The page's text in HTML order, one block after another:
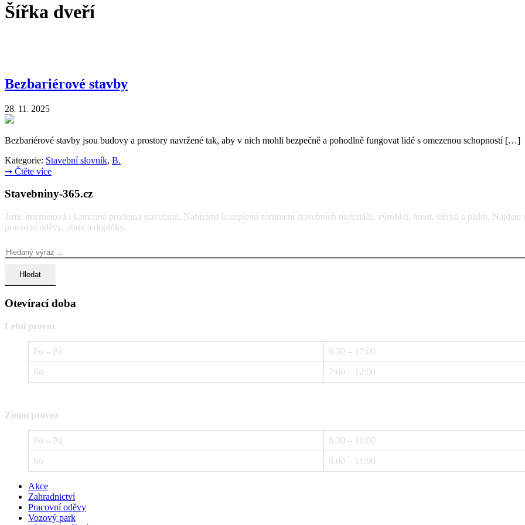
Šířka dveří
Bezbariérové stavby
28 11 2025
Bezbariérové stavby jsou budovy a prostory navržené tak, aby v nich mohli bezpečně a pohodlně fungovat lidé s omezenou schopností […]
Kategorie: Stavební slovník, B.
➞ Čtěte více
Stavebniny-365.cz
Jsme internetová i kamenná prodejna stavebnin. Nabízíme kompletní sortiment stavebních materiálů, výrobků, hmot, štěrků a písků.
pracovní oděvy, obuv a doplňky.
Otevírací doba
Letní provoz
Po – Pá 6:30 – 17:00
So 7:00 – 12:00
Zimní provoz
Po – Pá 6:30 – 16:00
So 8:00 – 11:00
Akce
Zahradnictví
Pracovní oděvy
Vozový park